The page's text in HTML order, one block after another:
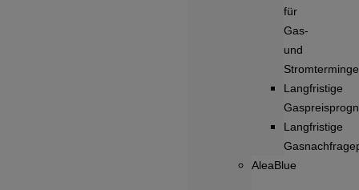
für
Gas-
und
Langfristige
Langfristige
AleaBlue